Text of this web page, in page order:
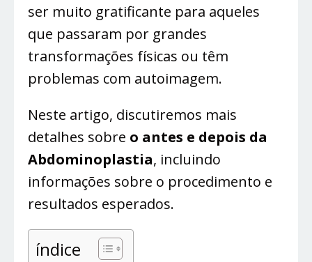
ser muito gratificante para aqueles
que passaram por grandes
transformações físicas ou têm
problemas com autoimagem.
Neste artigo, discutiremos mais
detalhes sobre o antes e depois da
Abdominoplastia, incluindo
informações sobre o procedimento e
resultados esperados.
índice